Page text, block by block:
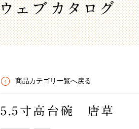
ウェブカタログ
商品カテゴリ一覧へ戻る
5.5寸高台碗 唐草